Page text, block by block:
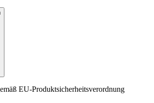
EU-Produktsicherheitsverordnung